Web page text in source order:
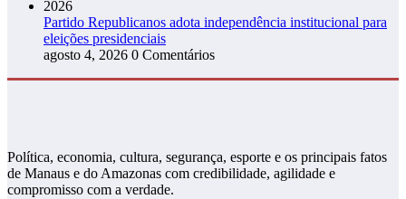
Partido Republicanos adota independência institucional para
eleições presidenciais
agosto 4, 2026 0 Comentários
Política, economia, cultura, segurança, esporte e os principais fatos
de Manaus e do Amazonas com credibilidade, agilidade e
compromisso com a verdade.